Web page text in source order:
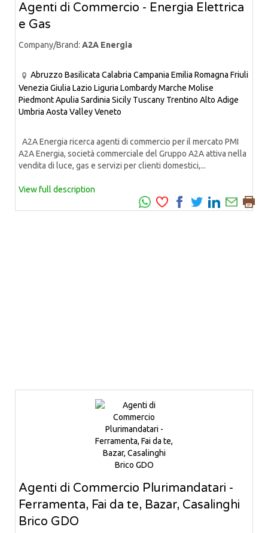
Agenti di Commercio - Energia Elettrica
e Gas
Company/Brand: A2A Energia
Abruzzo Basilicata Calabria Campania Emilia Romagna Friuli
Venezia Giulia Lazio Liguria LombardyMarche Molise
PiedmontApulia Sardinia Sicily Tuscany Trentino Alto Adige
Umbria Aosta ValleyVeneto
A2A Energia ricerca agenti di commercio per il mercato PMI
A2A Energia, società commerciale del Gruppo A2A attiva nella
vendita di luce, gas e servizi per clienti domestici,...
View full description
Agenti di Commercio Plurimandatari -
Ferramenta, Fai da te, Bazar, Casalinghi
Brico GDO